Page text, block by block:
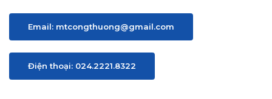
Email: mtcongthuong@gmail.com
Điện thoại: 024.2221.8322